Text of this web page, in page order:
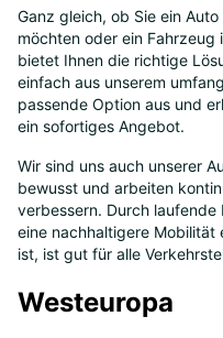
8
Ganz gleich, ob Sie ein
möchten oder ein Fahrzeug
bietet Ihnen die richtige
einfach aus unserem
passende Option aus und
ein sofortiges Angebot.
Wir sind uns auch unserer
bewusst und arbeiten
verbessern. Durch
eine nachhaltigere Mobilität
ist, ist gut für alle
Westeuropa